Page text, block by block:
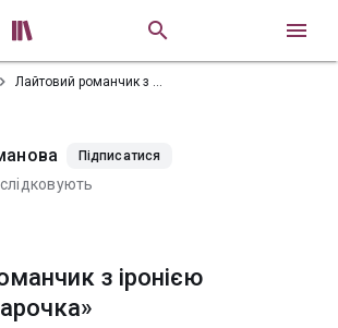
 
Лайтовий романчик з іронією «фіктивна парочка»
Підписатися
з іронією